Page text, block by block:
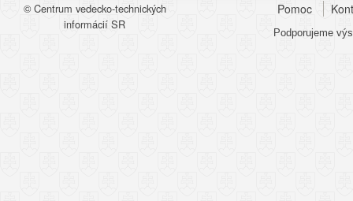
© Centrum vedecko-technických
informácií SR
Pomoc
Podporujeme